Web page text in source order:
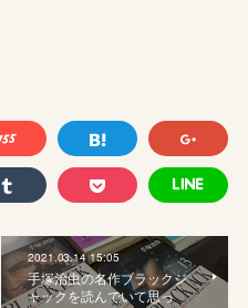
2021.03.14 15:05
手塚治虫の名作ブラックジ
ャックを読んでいて思っ